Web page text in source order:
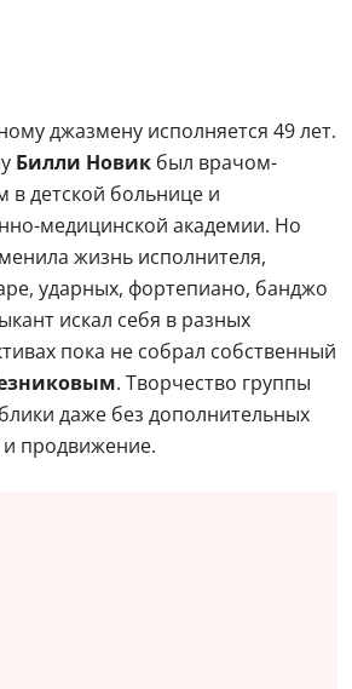
джазмену исполняется 49 лет.
Билли Новик был врачом-
в детской больнице и
медицинской академии. Но
жизнь исполнителя,
ударных, фортепиано, банджо
искал себя в разных
пока не собрал собственный
. Творчество группы
даже без дополнительных
и продвижение.